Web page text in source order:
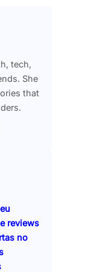
tech,
She
that
reviews
no